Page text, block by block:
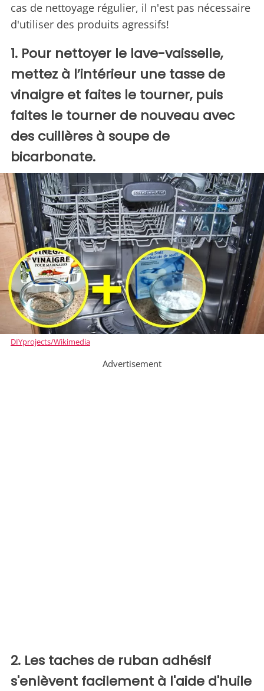
cas de nettoyage régulier, il n'est pas nécessaire
d'utiliser des produits agressifs!
1. Pour nettoyer le lave-vaisselle,
mettez à l’intérieur une tasse de
vinaigre et faites le tourner, puis
faites le tourner de nouveau avec
des cuillères à soupe de
bicarbonate.
DIYprojects/Wikimedia
Advertisement
2. Les taches de ruban adhésif
s'enlèvent facilement à l'aide d'huile